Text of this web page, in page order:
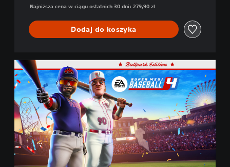
Najniższa cena w ciągu ostatnich 30 dni: 279,90 zl
Dodaj do koszyka
E
d
y
c
j
a
B
a
l
l